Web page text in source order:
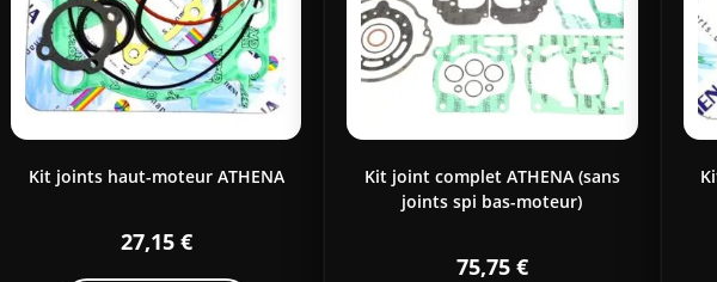
Kit joints haut-moteur ATHENA
27,15 €
Kit joint complet ATHENA (sans
joints spi bas-moteur)
75,75 €